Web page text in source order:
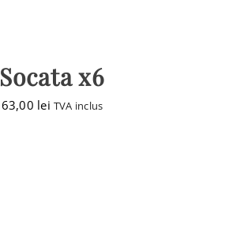
Socata x6
63,00 lei TVA inclus